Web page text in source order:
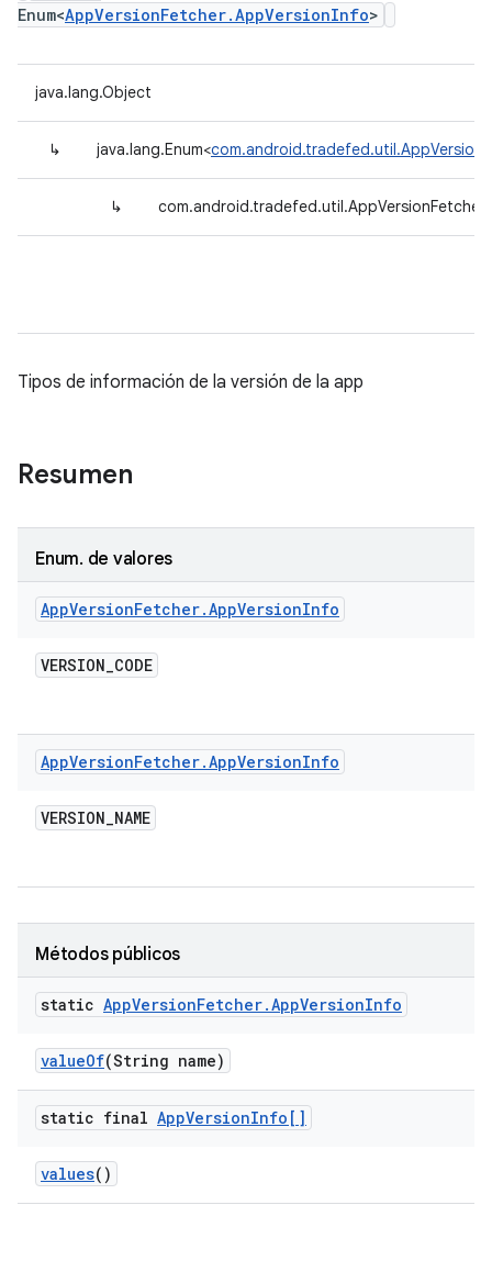
Enum<AppVersionFetcher.AppVersionInfo>
java.lang.Object
↳ java.lang.Enum<
↳
Tipos de información de la versión de la app
Resumen
Enum. de valores
AppVersionFetcher.AppVersionInfo
VERSION_CODE
AppVersionFetcher.AppVersionInfo
VERSION_NAME
Métodos públicos
static AppVersionFetcher.AppVersionInfo
valueOf(String name)
static final AppVersionInfo[]
values()